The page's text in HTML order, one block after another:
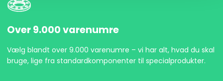
Over 9.000 varenumre
Vælg blandt over 9.000 varenumre – vi har alt, hvad du skal
bruge, lige fra standardkomponenter til specialprodukter.